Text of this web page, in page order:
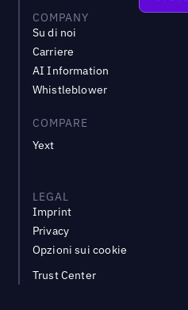
COMPANY
Su di noi
Carriere
AI Information
Whistleblower
COMPARE
Yext
LEGAL
Imprint
Privacy
Opzioni sui cookie
Trust Center